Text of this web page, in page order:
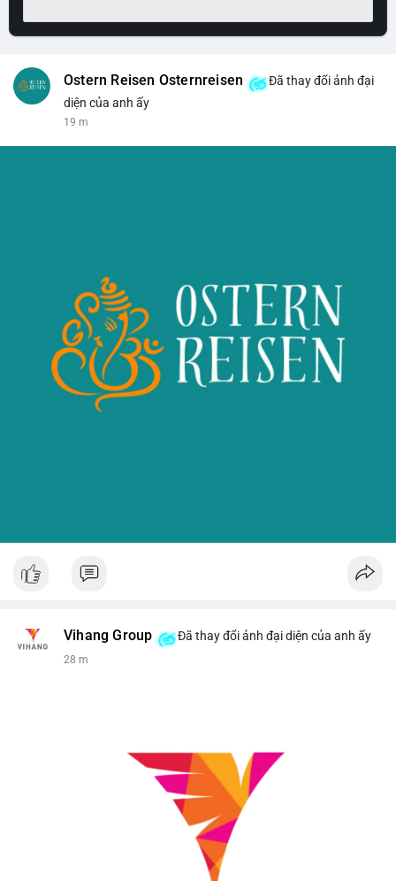
Ostern Reisen Osternreisen
Đã thay đổi ảnh đại
diện của anh ấy
19 m
Vihang Group Đã thay đổi ảnh đại diện của anh ấy
28 m